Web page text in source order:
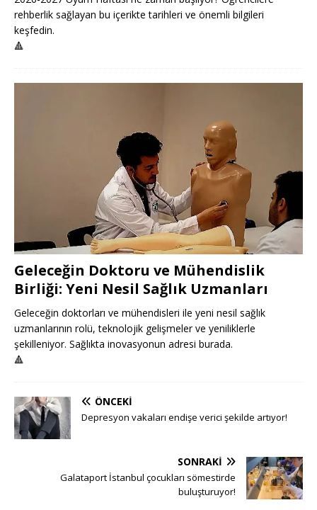
rehberlik sağlayan bu içerikte tarihleri ve önemli bilgileri
keşfedin.
🔺
Geleceğin Doktoru ve Mühendislik
Birliği: Yeni Nesil Sağlık Uzmanları
Geleceğin doktorları ve mühendisleri ile yeni nesil sağlık
uzmanlarının rolü, teknolojik gelişmeler ve yeniliklerle
şekilleniyor. Sağlıkta inovasyonun adresi burada.
🔺
ÖNCEKI
Depresyon vakaları endişe verici şekilde artıyor!
SONRAKI
Galataport İstanbul çocukları sömestirde
buluşturuyor!